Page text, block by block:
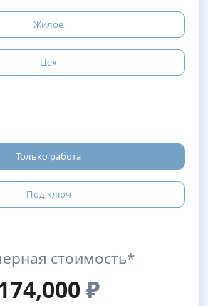
Жилое
Цех
Только работа
Под ключ
стоимость*
₽